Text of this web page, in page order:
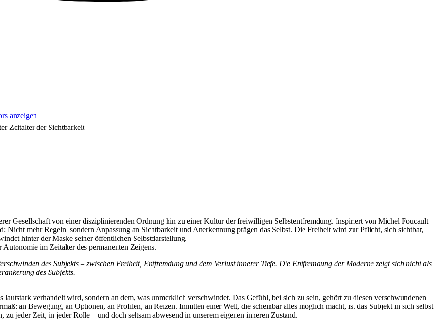
anzeigen
Gesellschaft von einer disziplinierenden Ordnung hin zu einer Kultur der freiwilligen Selbstentfremdung. Inspiriert von Michel Foucault
Nicht mehr Regeln, sondern Anpassung an Sichtbarkeit und Anerkennung prägen das Selbst. Die Freiheit wird zur Pflicht, sich sichtbar,
hinter der Maske seiner öffentlichen Selbstdarstellung.
im Zeitalter des permanenten Zeigens.
des Subjekts – zwischen Freiheit, Entfremdung und dem Verlust innerer Tiefe. Die Entfremdung der Moderne zeigt sich nicht als
des Subjekts.
verhandelt wird, sondern an dem, was unmerklich verschwindet. Das Gefühl, bei sich zu sein, gehört zu diesen verschwundenen
an Bewegung, an Optionen, an Profilen, an Reizen. Inmitten einer Welt, die scheinbar alles möglich macht, ist das Subjekt in sich selbst
jeder Zeit, in jeder Rolle – und doch seltsam abwesend in unserem eigenen inneren Zustand.